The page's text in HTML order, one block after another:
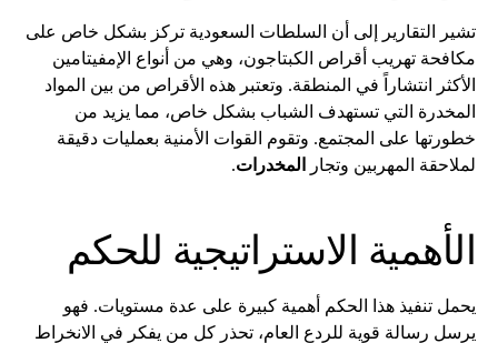
تشير التقارير إلى أن السلطات السعودية تركز بشكل خاص على
مكافحة تهريب أقراص الكبتاجون، وهي من أنواع الإمفيتامين
الأكثر انتشاراً في المنطقة. وتعتبر هذه الأقراص من بين المواد
المخدرة التي تستهدف الشباب بشكل خاص، مما يزيد من
خطورتها على المجتمع. وتقوم القوات الأمنية بعمليات دقيقة
لملاحقة المهربين وتجار
المخدرات.
الأهمية الاستراتيجية للحكم
يحمل تنفيذ هذا الحكم أهمية كبيرة على عدة مستويات. فهو
يرسل رسالة قوية للردع العام، تحذر كل من يفكر في الانخراط